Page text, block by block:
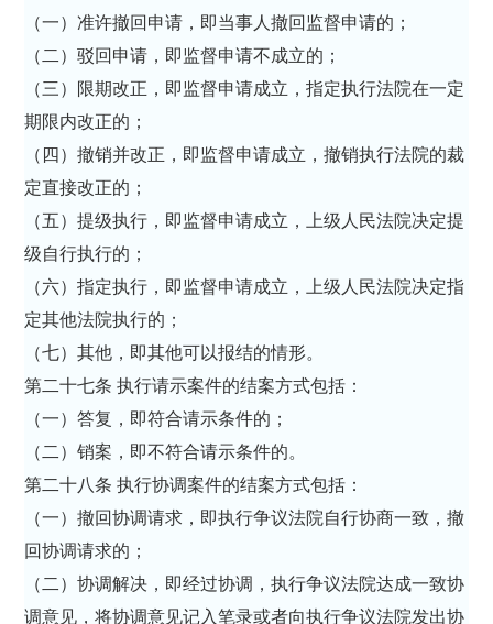
（一）准许撤回申请，即当事人撤回监督申请的；
（二）驳回申请，即监督申请不成立的；
（三）限期改正，即监督申请成立，指定执行法院在一定
期限内改正的；
（四）撤销并改正，即监督申请成立，撤销执行法院的裁
定直接改正的；
（五）提级执行，即监督申请成立，上级人民法院决定提
级自行执行的；
（六）指定执行，即监督申请成立，上级人民法院决定指
定其他法院执行的；
（七）其他，即其他可以报结的情形。
第二十七条 执行请示案件的结案方式包括：
（一）答复，即符合请示条件的；
（二）销案，即不符合请示条件的。
第二十八条 执行协调案件的结案方式包括：
（一）撤回协调请求，即执行争议法院自行协商一致，撤
回协调请求的；
（二）协调解决，即经过协调，执行争议法院达成一致协
调意见，将协调意见记入笔录或者向执行争议法院发出协